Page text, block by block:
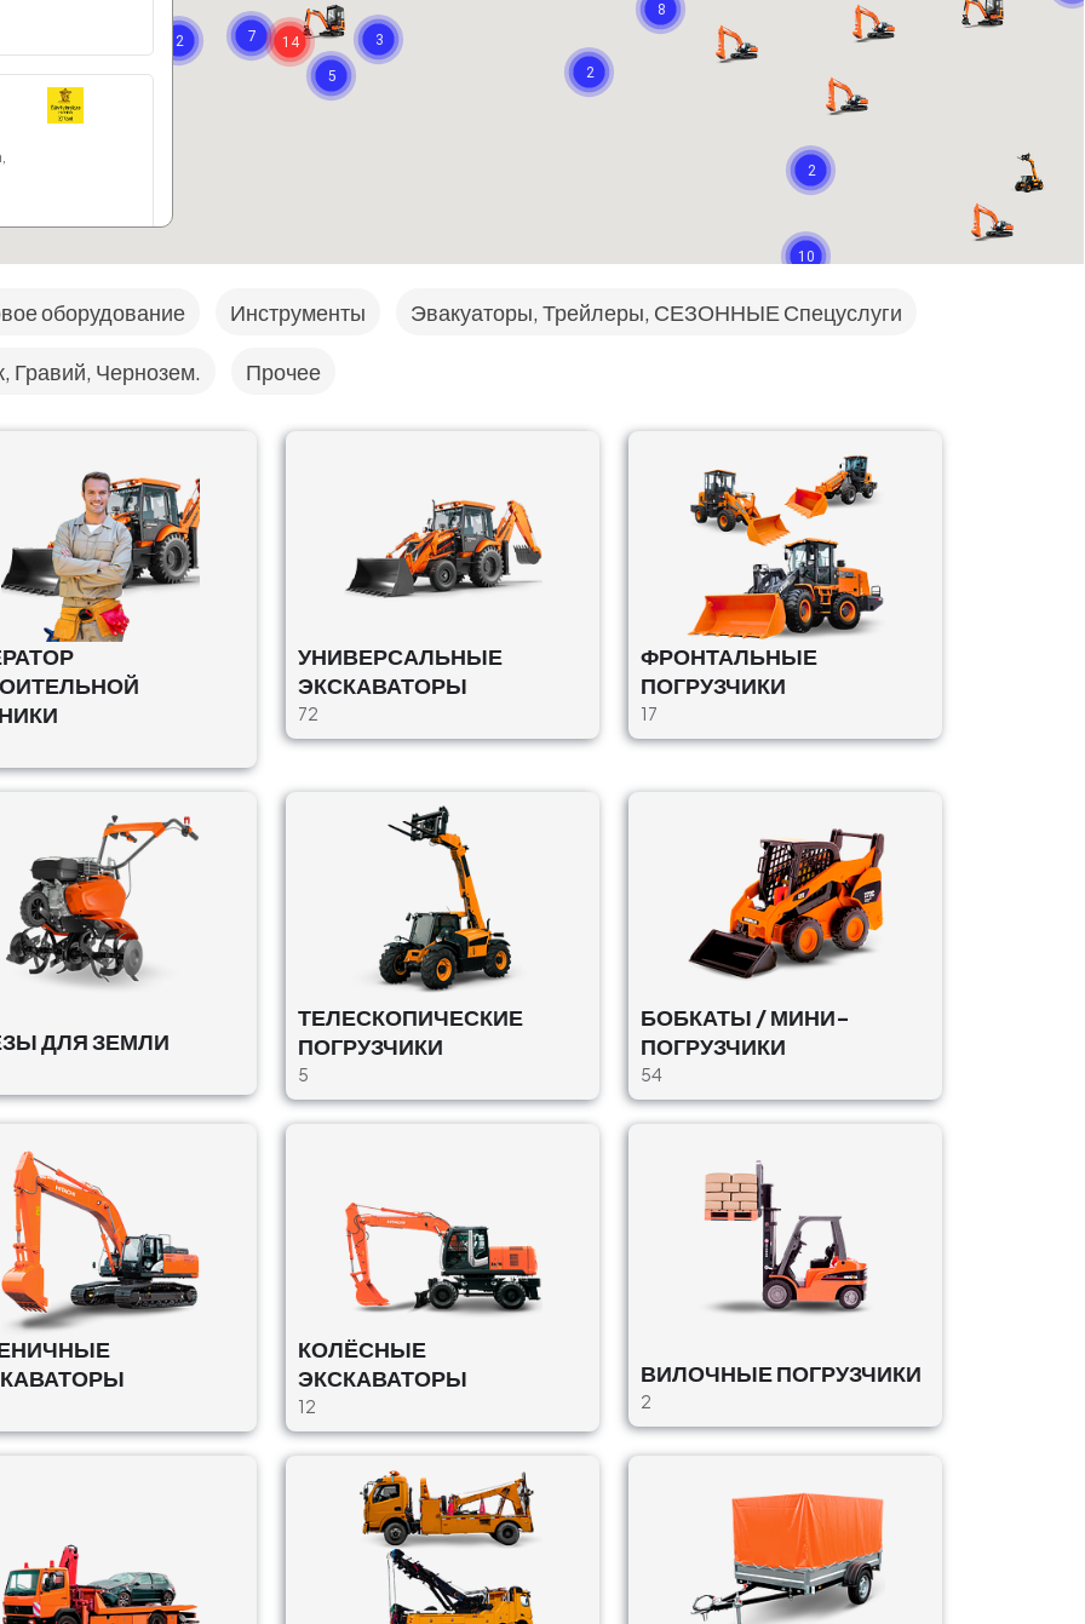
2
2
8
10
7
2 14 3
5
оборудование Инструменты Эвакуаторы, Трейлеры, СЕЗОННЫЕ Спецуслуги
Гравий, Чернозем. Прочее
УНИВЕРСАЛЬНЫЕ
ЭКСКАВАТОРЫ
72
ФРОНТАЛЬНЫЕ
ПОГРУЗЧИКИ
17
ДЛЯ ЗЕМЛИ
ТЕЛЕСКОПИЧЕСКИЕ
ПОГРУЗЧИКИ
5
БОБКАТЫ / МИНИ-
ПОГРУЗЧИКИ
54
КОЛЁСНЫЕ
ЭКСКАВАТОРЫ
12
ВИЛОЧНЫЕ ПОГРУЗЧИКИ
2